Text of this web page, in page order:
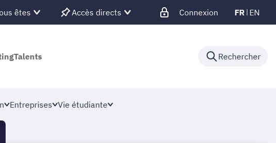
êtes Accès directs Connexion FR EN
Rechercher
Entreprises Vie étudiante